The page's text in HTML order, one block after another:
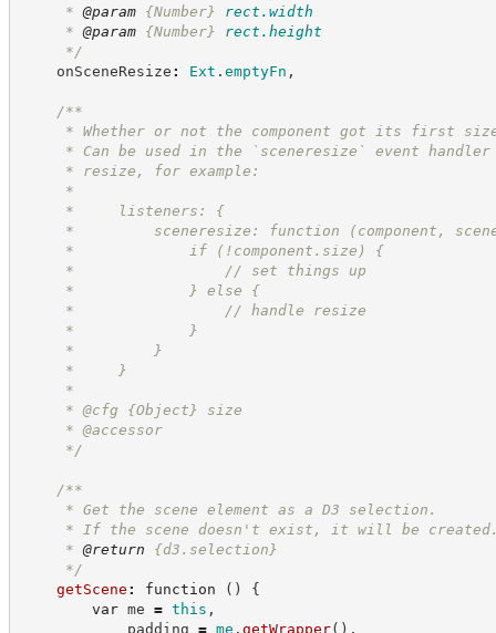
* @param {Number}
rect.width
* @param {Number}
rect.height
*/
onSceneResize : Ext . emptyFn ,
/**
* Whether or not the component got its first
* Can be used in the `sceneresize` event handler
* resize, for example:
*
*     listeners: {
*         sceneresize: function (component,
*             if (!component.size) {
*                 // set things up
*             } else {
*                 // handle resize
*             }
*         }
*     }
*
* @cfg {Object}
size
* @accessor
*/
/**
* Get the scene element as a D3 selection.
* If the scene doesn't exist, it will be
* @return
{d3.selection}
*/
getScene : function ( )
{
var me = this ,
padding = me . getWrapper( ) ,